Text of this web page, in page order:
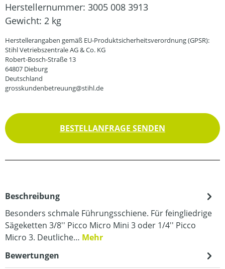
Herstellernummer: 3005 008 3913
Gewicht: 2 kg
Herstellerangaben gemäß EU-Produktsicherheitsverordnung (GPSR):
Stihl Vetriebszentrale AG & Co. KG
Robert-Bosch-Straße 13
64807 Dieburg
Deutschland
grosskundenbetreuung@stihl.de
BESTELLANFRAGE SENDEN
Beschreibung
Besonders schmale Führungsschiene. Für feingliedrige
Sägeketten 3/8'' Picco Micro Mini 3 oder 1/4'' Picco
Micro 3. Deutliche… Mehr
Bewertungen